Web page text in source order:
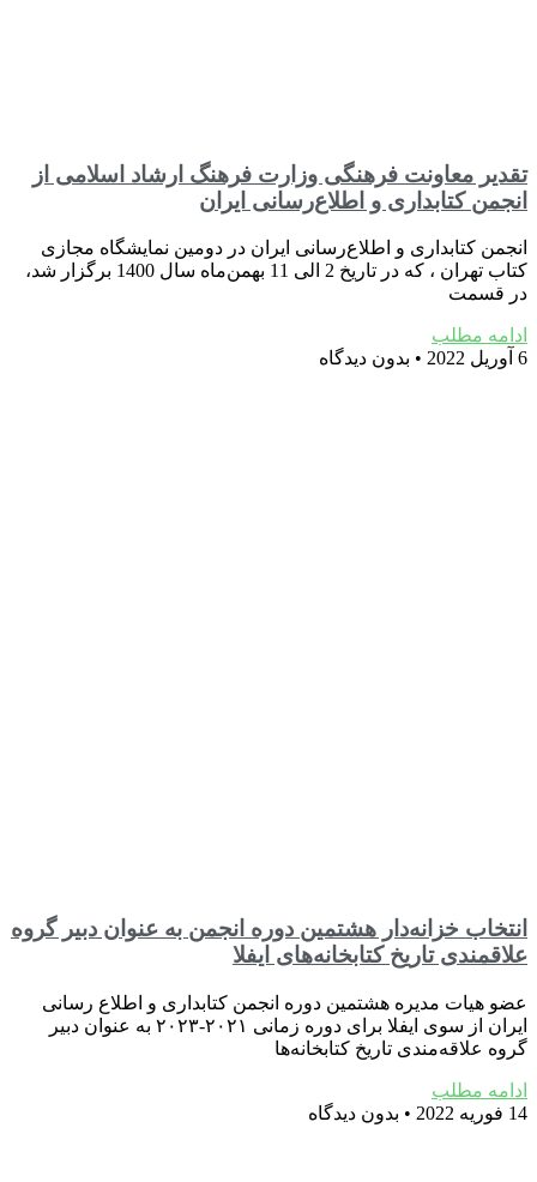
تقدیر معاونت فرهنگی وزارت فرهنگ ارشاد اسلامی از
انجمن کتابداری و اطلاع‌رسانی ایران
انجمن کتابداری و اطلاع‌رسانی ایران در دومین نمایشگاه مجازی
کتاب تهران ، که در تاریخ 2 الی 11 بهمن‌ماه سال 1400 برگزار شد،
در قسمت
ادامه مطلب
6 آوریل 2022
بدون دیدگاه
انتخاب خزانه‌دار هشتمین دوره انجمن به عنوان دبیر گروه‌
علاقمندی تاریخ کتابخانه‌های ایفلا
عضو هیات مدیره هشتمین دوره انجمن کتابداری و اطلا‌ع رسانی
ایران از سوی ایفلا برای دوره زمانی ۲۰۲۱-۲۰۲۳ به عنوان دبیر
گروه علاقه‌مندی تاریخ کتابخانه‌ها
ادامه مطلب
14 فوریه 2022
بدون دیدگاه